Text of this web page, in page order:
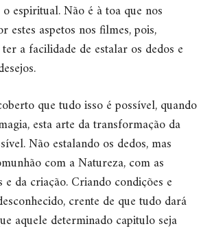
espiritual. Não é à toa que nos
estes aspetos nos filmes, pois,
a facilidade de estalar os dedos e
que tudo isso é possível, quando
esta arte da transformação da
Não estalando os dedos, mas
com a Natureza, com as
da criação. Criando condições e
crente de que tudo dará
aquele determinado capitulo seja